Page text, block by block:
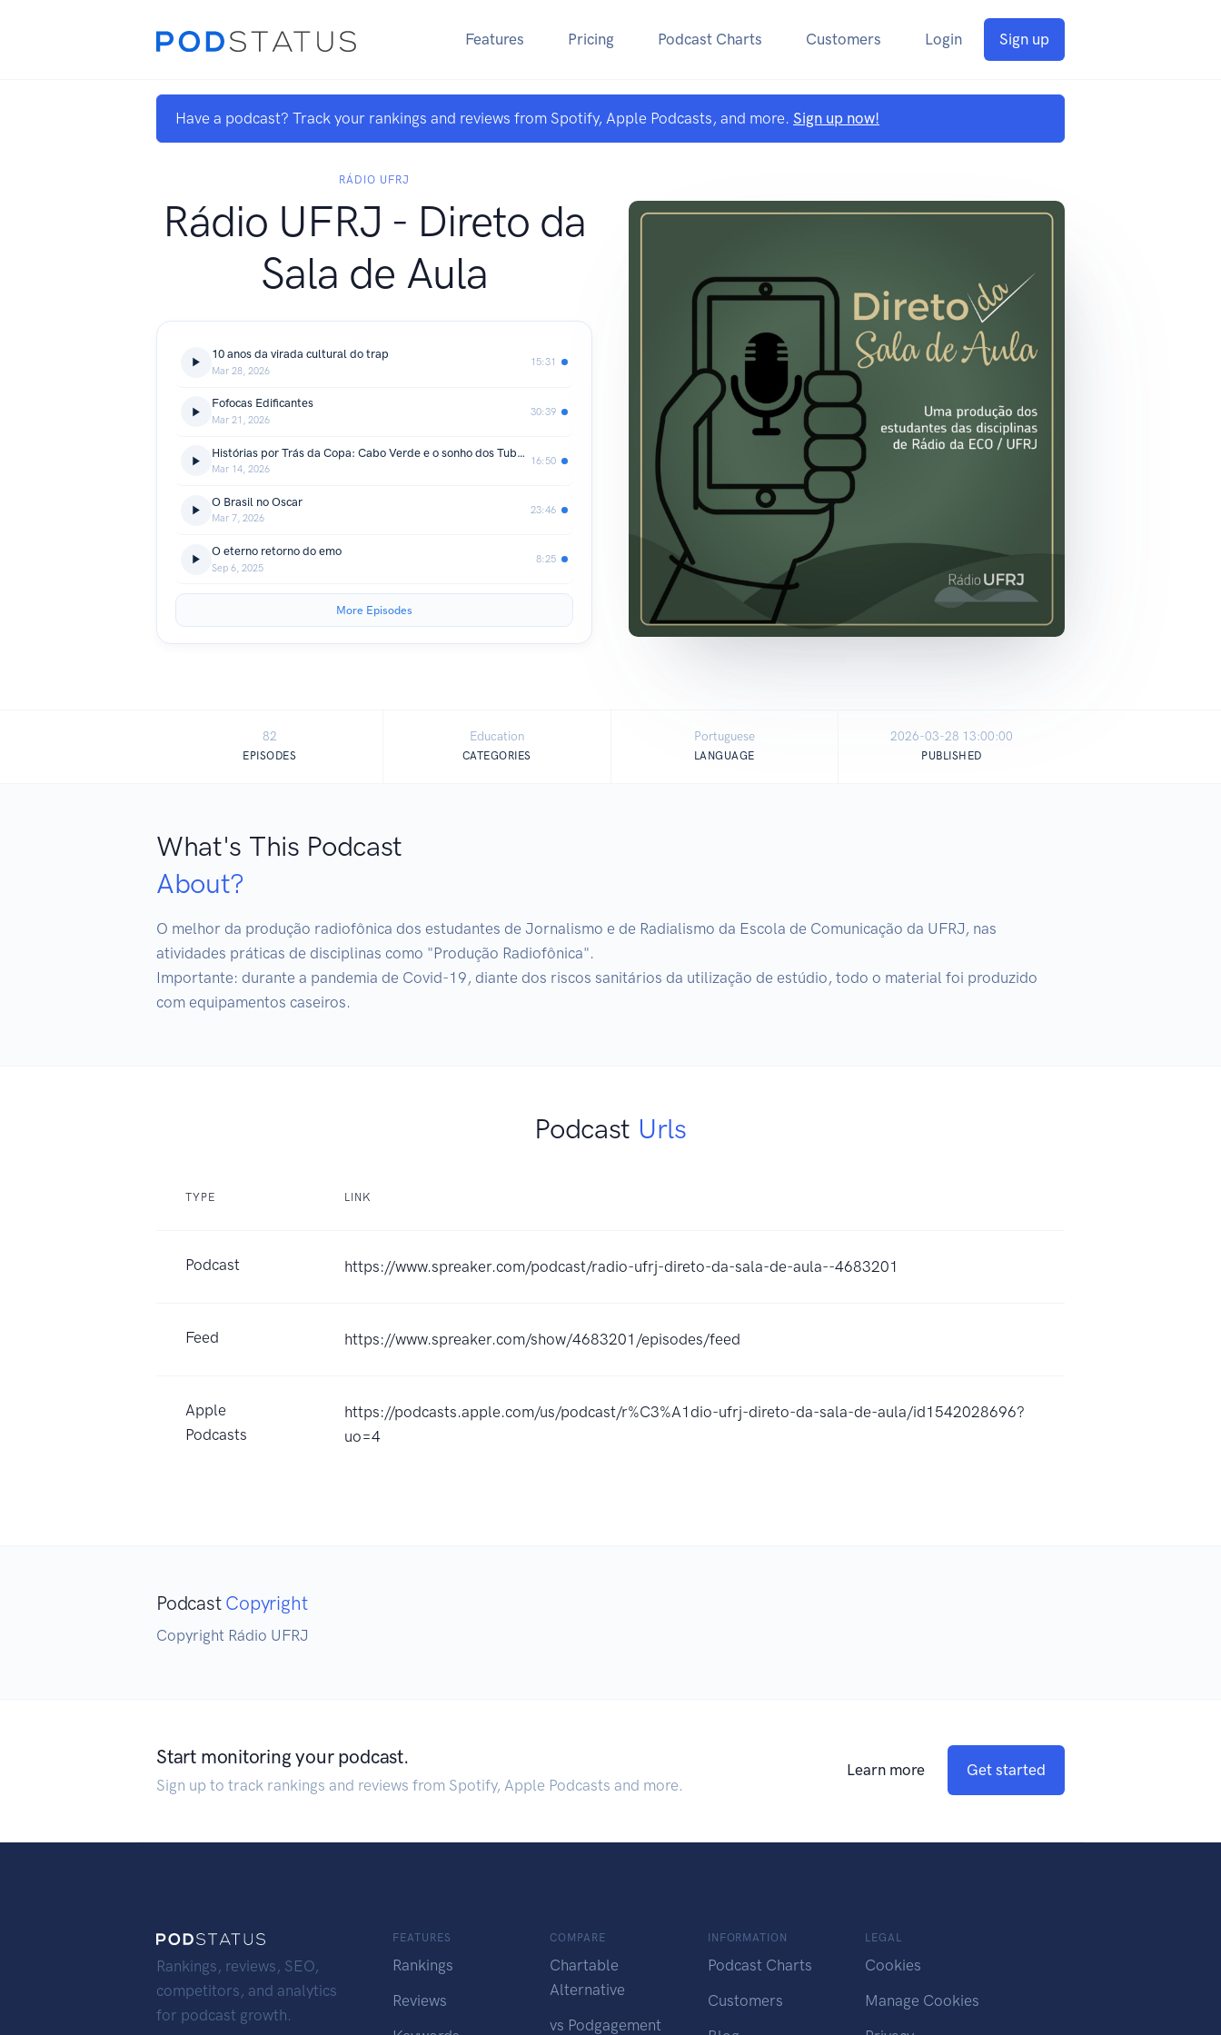
Features Pricing Podcast Charts Customers Login Sign up
Have a podcast? Track your rankings and reviews from Spotify, Apple Podcasts, and more. Sign up now!
RÁDIO UFRJ
Rádio UFRJ - Direto da
Sala de Aula
10 anos da virada cultural do trap
Mar 28, 2026
15:31
Fofocas Edificantes
Mar 21, 2026
30:39
Histórias por Trás da Copa: Cabo Verde e o sonho dos Tubarões Azuis
Mar 14, 2026
16:50
O Brasil no Oscar
Mar 7, 2026
23:46
O eterno retorno do emo
Sep 6, 2025
8:25
More Episodes
82
EPISODES
Education
CATEGORIES
Portuguese
LANGUAGE
2026-03-28 13:00:00
PUBLISHED
What's This Podcast
About?
O melhor da produção radiofônica dos estudantes de Jornalismo e de Radialismo da Escola de Comunicação da UFRJ, nas
atividades práticas de disciplinas como "Produção Radiofônica".
Importante: durante a pandemia de Covid-19, diante dos riscos sanitários da utilização de estúdio, todo o material foi produzido
com equipamentos caseiros.
Podcast Urls
TYPE LINK
Podcast https://www.spreaker.com/podcast/radio-ufrj-direto-da-sala-de-aula--4683201
Feed https://www.spreaker.com/show/4683201/episodes/feed
Apple
Podcasts
https://podcasts.apple.com/us/podcast/r%C3%A1dio-ufrj-direto-da-sala-de-aula/id1542028696?
uo=4
Podcast Copyright
Copyright Rádio UFRJ
Start monitoring your podcast.
Sign up to track rankings and reviews from Spotify, Apple Podcasts and more.
Learn more Get started
Rankings, reviews, SEO,
competitors, and analytics
for podcast growth.
FEATURES
Rankings
Reviews
COMPARE
Chartable
Alternative
vs Podgagement
INFORMATION
Podcast Charts
Customers
LEGAL
Cookies
Manage Cookies